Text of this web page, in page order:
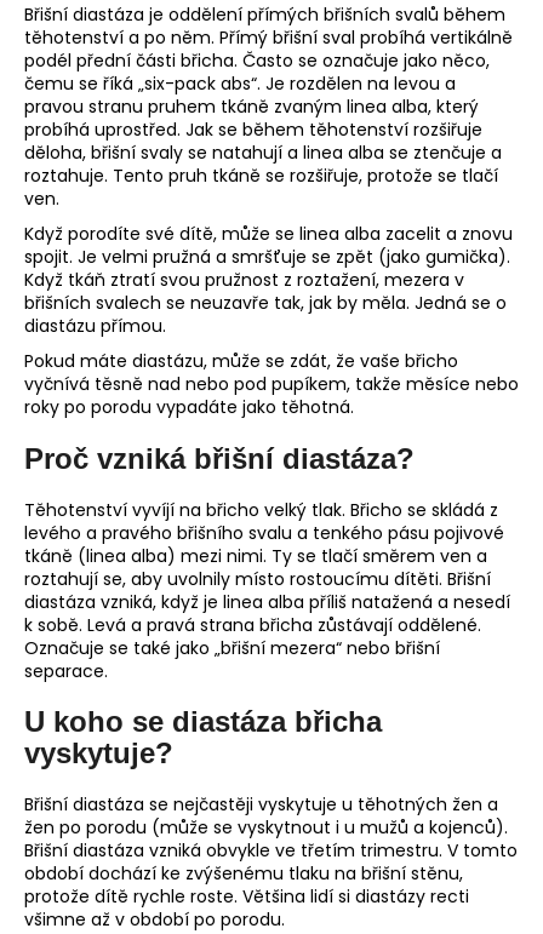
Břišní diastáza je oddělení přímých břišních svalů během
těhotenství a po něm. Přímý břišní sval probíhá vertikálně
podél přední části břicha. Často se označuje jako něco,
čemu se říká „six-pack abs“. Je rozdělen na levou a
pravou stranu pruhem tkáně zvaným linea alba, který
probíhá uprostřed. Jak se během těhotenství rozšiřuje
děloha, břišní svaly se natahují a linea alba se ztenčuje a
roztahuje. Tento pruh tkáně se rozšiřuje, protože se tlačí
ven.
Když porodíte své dítě, může se linea alba zacelit a znovu
spojit. Je velmi pružná a smršťuje se zpět (jako gumička).
Když tkáň ztratí svou pružnost z roztažení, mezera v
břišních svalech se neuzavře tak, jak by měla. Jedná se o
diastázu přímou.
Pokud máte diastázu, může se zdát, že vaše břicho
vyčnívá těsně nad nebo pod pupíkem, takže měsíce nebo
roky po porodu vypadáte jako těhotná.
Proč vzniká břišní diastáza?
Těhotenství vyvíjí na břicho velký tlak. Břicho se skládá z
levého a pravého břišního svalu a tenkého pásu pojivové
tkáně (linea alba) mezi nimi. Ty se tlačí směrem ven a
roztahují se, aby uvolnily místo rostoucímu dítěti. Břišní
diastáza vzniká, když je linea alba příliš natažená a nesedí
k sobě. Levá a pravá strana břicha zůstávají oddělené.
Označuje se také jako „břišní mezera“ nebo břišní
separace.
U koho se diastáza břicha
vyskytuje?
Břišní diastáza se nejčastěji vyskytuje u těhotných žen a
žen po porodu (může se vyskytnout i u mužů a kojenců).
Břišní diastáza vzniká obvykle ve třetím trimestru. V tomto
období dochází ke zvýšenému tlaku na břišní stěnu,
protože dítě rychle roste. Většina lidí si diastázy recti
všimne až v období po porodu.